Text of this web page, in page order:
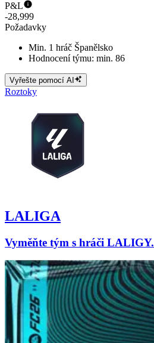
P&L
-28,999
Požadavky
Min. 1 hráč Španělsko
Hodnocení týmu: min. 86
Vyřešte pomocí AI
Roztoky
LALIGA
Vyměňte tým s hráči LALIGY.